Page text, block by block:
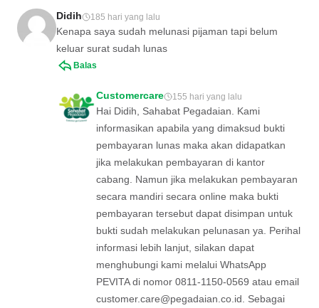
Didih 185 hari yang lalu
Kenapa saya sudah melunasi pijaman tapi belum
keluar surat sudah lunas
Balas
Customercare 155 hari yang lalu
Hai Didih, Sahabat Pegadaian. Kami
informasikan apabila yang dimaksud bukti
pembayaran lunas maka akan didapatkan
jika melakukan pembayaran di kantor
cabang. Namun jika melakukan pembayaran
secara mandiri secara online maka bukti
pembayaran tersebut dapat disimpan untuk
bukti sudah melakukan pelunasan ya. Perihal
informasi lebih lanjut, silakan dapat
menghubungi kami melalui WhatsApp
PEVITA di nomor 0811-1150-0569 atau email
customer.care@pegadaian.co.id . Sebagai